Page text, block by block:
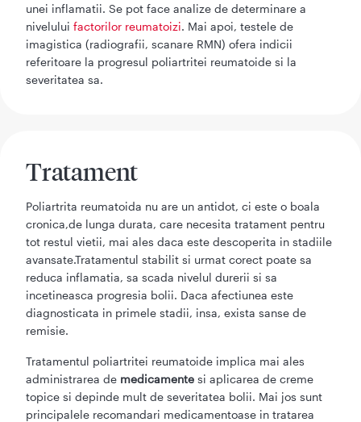
unei inflamatii. Se pot face analize de determinare a
nivelului factorilor reumatoizi. Mai apoi, testele de
imagistica (radiografii, scanare RMN) ofera indicii
referitoare la progresul poliartritei reumatoide si la
severitatea sa.
Tratament
Poliartrita reumatoida nu are un antidot, ci este o boala
cronica,de lunga durata, care necesita tratament pentru
tot restul vietii, mai ales daca este descoperita in stadiile
avansate.Tratamentul stabilit si urmat corect poate sa
reduca inflamatia, sa scada nivelul durerii si sa
incetineasca progresia bolii. Daca afectiunea este
diagnosticata in primele stadii, insa, exista sanse de
remisie.
Tratamentul poliartritei reumatoide implica mai ales
administrarea de medicamente si aplicarea de creme
topice si depinde mult de severitatea bolii. Mai jos sunt
principalele recomandari medicamentoase in tratarea